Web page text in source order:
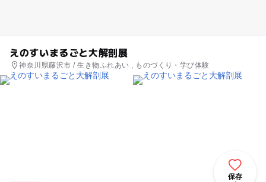
えのすいまるごと大解剖展
神奈川県藤沢市 / 生き物ふれあい , ものづくり・学び体験
保存